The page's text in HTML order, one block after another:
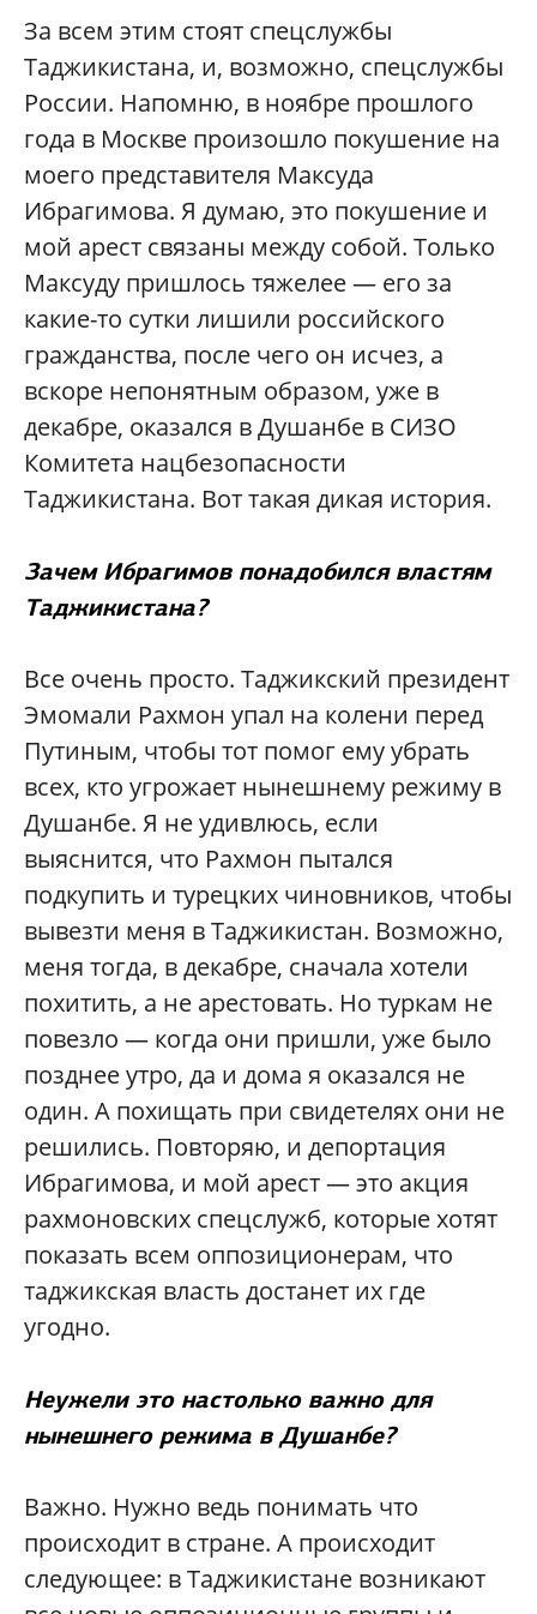
За всем этим стоят спецслужбы
Таджикистана, и, возможно, спецслужбы
России. Напомню, в ноябре прошлого
года в Москве произошло покушение на
моего представителя Максуда
Ибрагимова. Я думаю, это покушение и
мой арест связаны между собой. Только
Максуду пришлось тяжелее — его за
какие-то сутки лишили российского
гражданства, после чего он исчез, а
вскоре непонятным образом, уже в
декабре, оказался в Душанбе в СИЗО
Комитета нацбезопасности
Таджикистана. Вот такая дикая история.
Зачем Ибрагимов понадобился властям
Таджикистана?
Все очень просто. Таджикский президент
Эмомали Рахмон упал на колени перед
Путиным, чтобы тот помог ему убрать
всех, кто угрожает нынешнему режиму в
Душанбе. Я не удивлюсь, если
выяснится, что Рахмон пытался
подкупить и турецких чиновников, чтобы
вывезти меня в Таджикистан. Возможно,
меня тогда, в декабре, сначала хотели
похитить, а не арестовать. Но туркам не
повезло — когда они пришли, уже было
позднее утро, да и дома я оказался не
один. А похищать при свидетелях они не
решились. Повторяю, и депортация
Ибрагимова, и мой арест — это акция
рахмоновских спецслужб, которые хотят
показать всем оппозиционерам, что
таджикская власть достанет их где
угодно.
Неужели это настолько важно для
нынешнего режима в Душанбе?
Важно. Нужно ведь понимать что
происходит в стране. А происходит
следующее: в Таджикистане возникают